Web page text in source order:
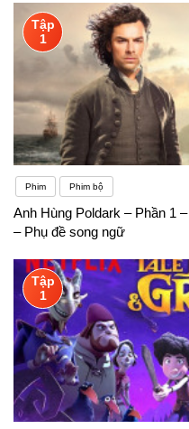
Tập
1
Phim Phim bộ
Anh Hùng Poldark – Phần 1
– Phụ đề song ngữ
Tập
1